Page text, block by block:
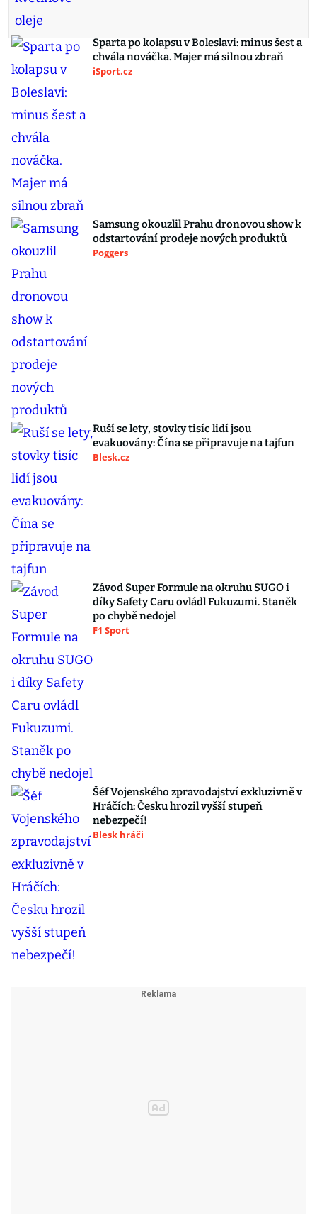
Sparta po kolapsu v Boleslavi: minus šest a
chvála nováčka. Majer má silnou zbraň
iSport.cz
Samsung okouzlil Prahu dronovou show k
odstartování prodeje nových produktů
Poggers
Ruší se lety, stovky tisíc lidí jsou
evakuovány: Čína se připravuje na tajfun
Blesk.cz
Závod Super Formule na okruhu SUGO i
díky Safety Caru ovládl Fukuzumi. Staněk
po chybě nedojel
F1 Sport
Šéf Vojenského zpravodajství exkluzivně v
Hráčích: Česku hrozil vyšší stupeň
nebezpečí!
Blesk hráči